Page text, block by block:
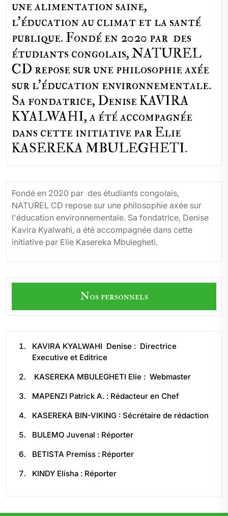
une alimentation saine,
l'éducation au climat et la santé
publique. Fondé en 2020 par des
étudiants congolais, NATUREL
CD repose sur une philosophie axée
sur l'éducation environnementale.
Sa fondatrice, Denise KAVIRA
KYALWAHI, a été accompagnée
dans cette initiative par Elie
KASEREKA MBULEGHETI.
Fondé en 2020 par des étudiants congolais,
NATUREL CD repose sur une philosophie axée sur
l'éducation environnementale. Sa fondatrice, Denise
Kavira Kyalwahi, a été accompagnée dans cette
initiative par Elie Kasereka Mbulegheti.
Nos personnels
KAVIRA KYALWAHI Denise : Directrice
Executive et Editrice
KASEREKA MBULEGHETI Elie : Webmaster
MAPENZI Patrick A. : Rédacteur en Chef
KASEREKA BIN-VIKING : Sécrétaire de rédaction
BULEMO Juvenal : Réporter
BETISTA Premiss : Réporter
KINDY Elisha : Réporter